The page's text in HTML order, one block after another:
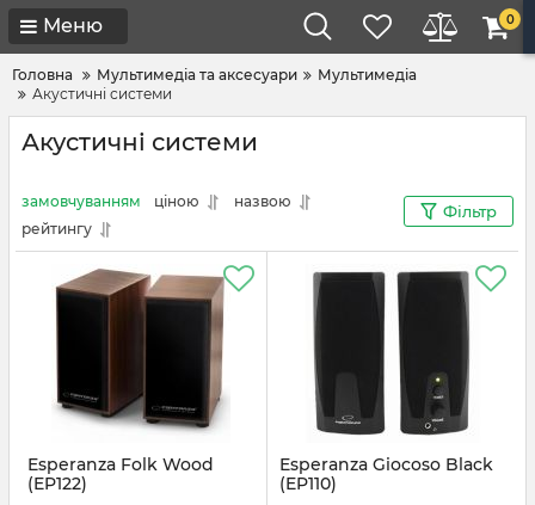
Меню 0
Головна Мультимедіа та аксесуари
Мультимедіа
Акустичні системи
Акустичні системи
замовчуванням ціною
назвою
рейтингу
Фільтр
Esperanza Folk Wood
(EP122)
Esperanza Giocoso Black
(EP110)